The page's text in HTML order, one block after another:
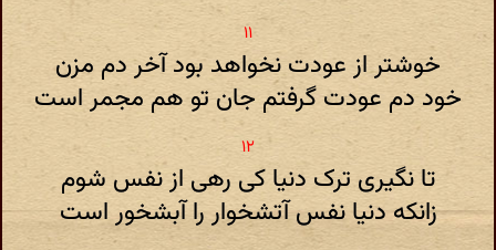
خوشتر از عودت نخواهد بود آخر دم مزن
خود دم عودت گرفتم جان تو هم مجمر است
تا نگیری ترک دنیا کی رهی از نفس شوم
زانکه دنیا نفس آتشخوار را آبشخور است